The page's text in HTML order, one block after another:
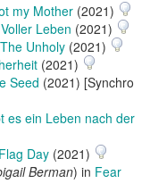
my Mother (2021)
Leben (2021)
The Unholy (2021)
(2021)
Seed (2021) [Synchro
es ein Leben nach der
Flag Day (2021)
Berman) in Fear